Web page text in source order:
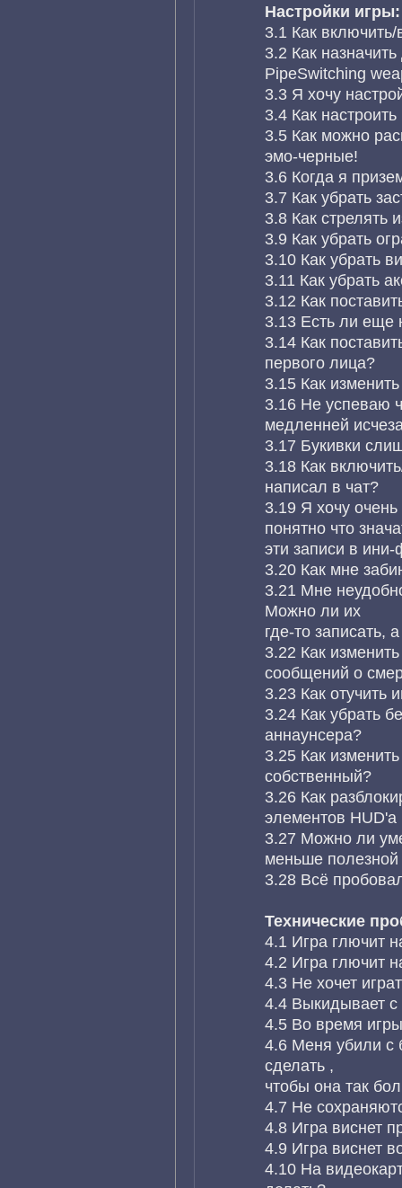
Настройки игры:
3.1 Как
3.2 Как
PipeSwitching
3.3 Я хочу
3.4 Как
3.5 Как можно
эмо-черные!
3.6 Когда я
3.7 Как убрать
3.8 Как стрелять
3.9 Как убрать
3.10 Как убрать
3.11 Как убрать
3.12 Как
3.13 Есть ли еще
3.14 Как
первого лица?
3.15 Как
3.16 Не успеваю
медленней
3.17 Букивки
3.18 Как
написал в чат?
3.19 Я хочу
понятно что
эти записи в
3.20 Как мне
3.21 Мне
Можно ли их
где-то записать,
3.22 Как
сообщений о
3.23 Как отучить
3.24 Как убрать
аннаунсера?
3.25 Как
собственный?
3.26 Как
элементов HUD'а
3.27 Можно ли
меньше
3.28 Всё
Технические
4.1 Игра глючит
4.2 Игра глючит
4.3 Не хочет
4.4 Выкидывает
4.5 Во время
4.6 Меня убили с
сделать ,
чтобы она так
4.7 Не
4.8 Игра виснет
4.9 Игра виснет
4.10 На